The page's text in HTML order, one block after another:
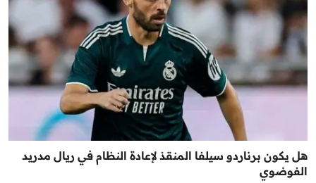
هل يكون برناردو سيلفا المنقذ لإعادة النظام في ريال مدريد
الفوضوي